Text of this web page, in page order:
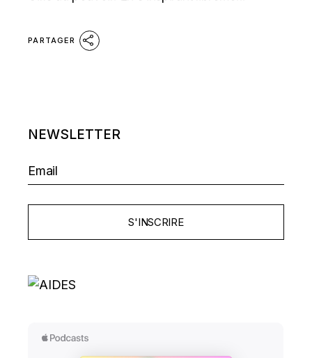
PARTAGER
NEWSLETTER
S'INSCRIRE